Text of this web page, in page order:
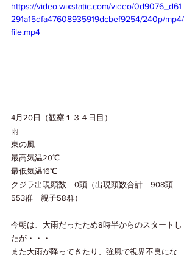
https://video.wixstatic.com/video/0d9076_d61
291a15dfa47608935919dcbef9254/240p/mp4/
file.mp4
4月20日（観察１３４日目）
雨
東の風
最高気温20℃
最低気温16℃
クジラ出現頭数　0頭（出現頭数合計　908頭
553群　親子58群）
今朝は、大雨だったため8時半からのスタートし
たが・・・
また大雨が降ってきたり、強風で視界不良にな